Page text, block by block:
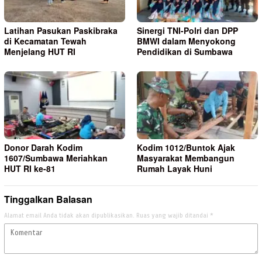
Latihan Pasukan Paskibraka
di Kecamatan Tewah
Menjelang HUT RI
Sinergi TNI-Polri dan DPP
BMWI dalam Menyokong
Pendidikan di Sumbawa
Donor Darah Kodim
1607/Sumbawa Meriahkan
HUT RI ke-81
Kodim 1012/Buntok Ajak
Masyarakat Membangun
Rumah Layak Huni
Tinggalkan Balasan
Alamat email Anda tidak akan dipublikasikan. Ruas yang wajib ditandai *